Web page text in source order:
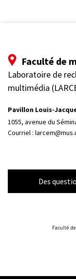
Faculté de
Laboratoire de
multimédia
Pavillon Louis-
1055, avenue du
Courriel :
Des